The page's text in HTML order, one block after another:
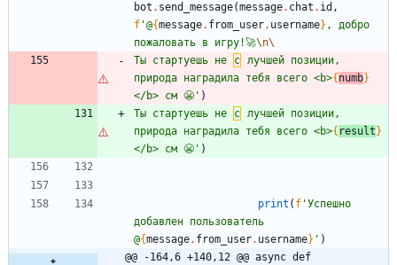
bot . send_message(message. chat . id ,
f '@{message. from_user. username} , добро
пожаловать в игру!🚀\n\
Ты стартуешь не
с лучшей позиции,
природа наградила тебя всего <b>{ numb}
</b> см 😬 ' )
Ты стартуешь не
с лучшей позиции,
природа наградила тебя всего <b>{ result }
</b> см 😬 ' )
print ( f 'Успешно
добавлен пользователь
@{message. from_user. username} ' )
@@ -164,6 +140,12 @@ async def